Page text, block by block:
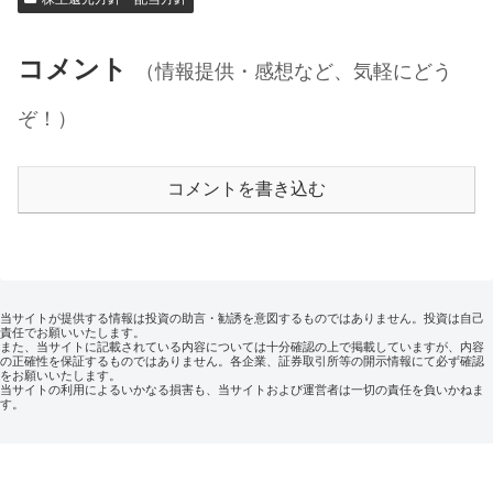
コメント
（情報提供・感想など、気軽にどう
ぞ！）
コメントを書き込む
当サイトが提供する情報は投資の助言・勧誘を意図するものではありません。投資は自己
責任でお願いいたします。
また、当サイトに記載されている内容については十分確認の上で掲載していますが、内容
の正確性を保証するものではありません。各企業、証券取引所等の開示情報にて必ず確認
をお願いいたします。
当サイトの利用によるいかなる損害も、当サイトおよび運営者は一切の責任を負いかねま
す。